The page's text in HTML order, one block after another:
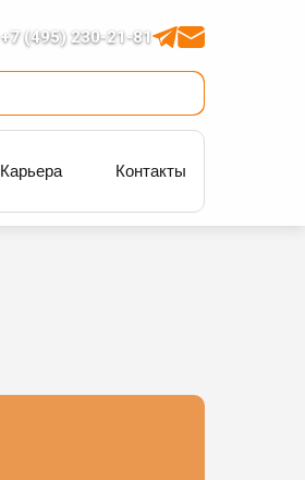
+7 (495) 230-21-81
Карьера Контакты